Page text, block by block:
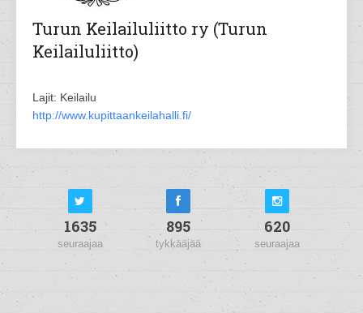
Turun Keilailuliitto ry (Turun
Keilailuliitto)
Lajit: Keilailu
http://www.kupittaankeilahalli.fi/
1635
seuraajaa
895
tykkääjää
620
seuraajaa